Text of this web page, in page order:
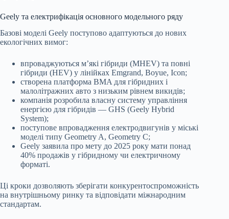
Geely та електрифікація основного модельного ряду
Базові моделі Geely поступово адаптуються до нових
екологічних вимог:
впроваджуються м’які гібриди (MHEV) та повні
гібриди (HEV) у лінійках Emgrand, Boyue, Icon;
створена платформа BMA для гібридних і
малолітражних авто з низьким рівнем викидів;
компанія розробила власну систему управління
енергією для гібридів — GHS (Geely Hybrid
System);
поступове впровадження електродвигунів у міські
моделі типу Geometry A, Geometry C;
Geely заявила про мету до 2025 року мати понад
40% продажів у гібридному чи електричному
форматі.
Ці кроки дозволяють зберігати конкурентоспроможність
на внутрішньому ринку та відповідати міжнародним
стандартам.